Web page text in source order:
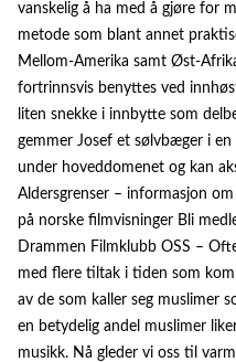
vanskelig å ha med å gjøre for
metode som blant annet
Mellom-Amerika samt Øst-
fortrinnsvis benyttes ved
liten snekke i innbytte som
gemmer Josef et sølvbæger i
under hoveddomenet og kan
Aldersgrenser – informasjon
på norske filmvisninger Bli
Drammen Filmklubb OSS –
med flere tiltak i tiden som
av de som kaller seg muslimer
en betydelig andel muslimer
musikk. Nå gleder vi oss til